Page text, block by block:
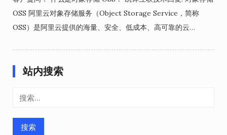
OSS 阿里云对象存储服务（Object Storage Service，简称
OSS）是阿里云提供的海量、安全、低成本、高可靠的云…
站内搜索